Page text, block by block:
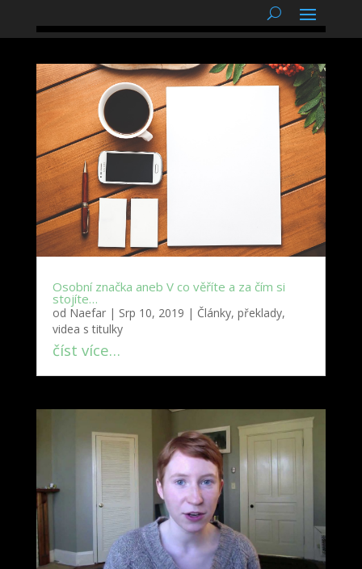
Osobní značka aneb V co věříte a za čím si
stojíte…
od Naefar| Srp 10, 2019 | Články, překlady,
videa s titulky
číst více…